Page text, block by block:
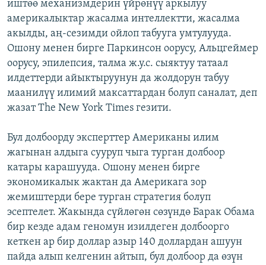
иштөө механизмдерин үйрөнүү аркылуу
америкалыктар жасалма интеллектти, жасалма
акылды, аң-сезимди ойлоп табууга умтулууда.
Ошону менен бирге Паркинсон оорусу, Альцгеймер
оорусу, эпилепсия, талма ж.у.с. сыяктуу татаал
илдеттерди айыктыруунун да жолдорун табуу
маанилүү илимий максаттардан болуп саналат, деп
жазат The New York Times гезити.
Бул долбоорду эксперттер Американы илим
жагынан алдыга сууруп чыга турган долбоор
катары карашууда. Ошону менен бирге
экономикалык жактан да Америкага зор
жемиштерди бере турган стратегия болуп
эсептелет. Жакында сүйлөгөн сөзүндө Барак Обама
бир кезде адам геномун изилдеген долбоорго
кеткен ар бир доллар азыр 140 доллардан ашуун
пайда алып келгенин айтып, бул долбоор да өзүн